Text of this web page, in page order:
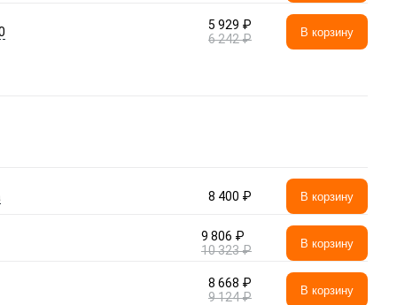
5 929 ₽
6 242 ₽
В корзину
8 400 ₽ В корзину
9 806 ₽
10 323 ₽
В корзину
8 668 ₽
9 124 ₽
В корзину